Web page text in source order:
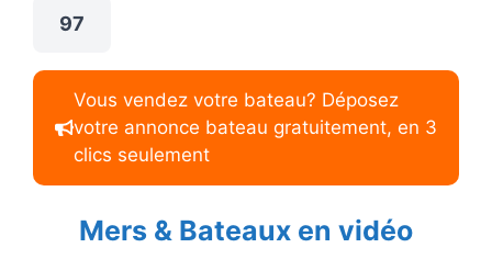
97
Vous vendez votre bateau? Déposez
votre annonce bateau gratuitement, en 3
clics seulement
Mers & Bateaux en vidéo